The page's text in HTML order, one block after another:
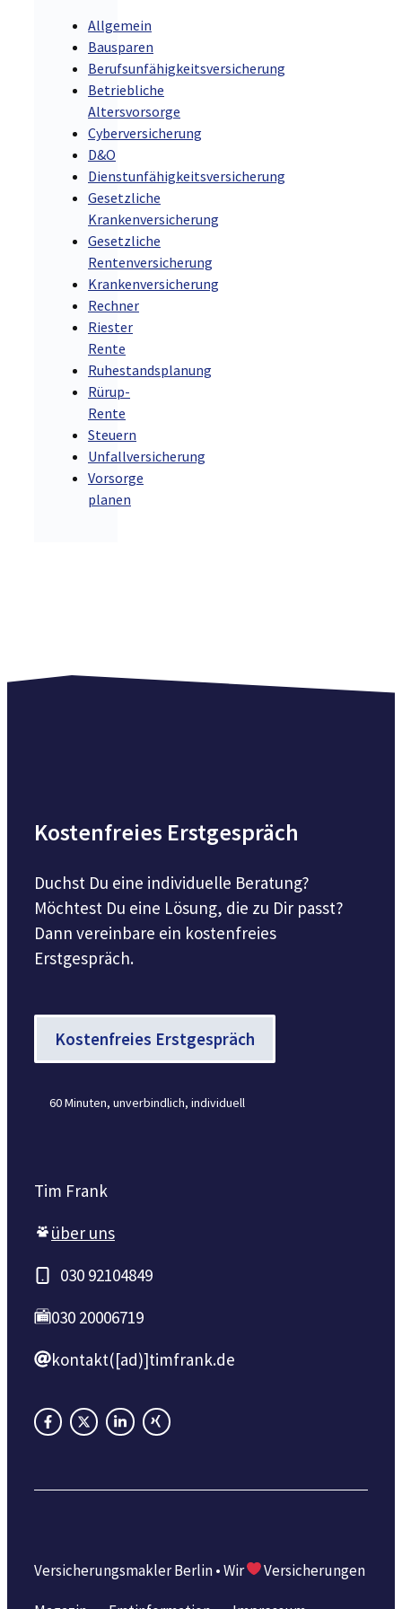
Allgemein
Bausparen
Berufsunfähigkeitsversicherung
Betriebliche
Altersvorsorge
Cyberversicherung
D&O
Dienstunfähigkeitsversicherung
Gesetzliche
Krankenversicherung
Gesetzliche
Rentenversicherung
Krankenversicherung
Rechner
Riester
Rente
Ruhestandsplanung
Rürup-
Rente
Steuern
Unfallversicherung
Vorsorge
planen
Kostenfreies Erstgespräch
Duchst Du eine individuelle Beratung?
Möchtest Du eine Lösung, die zu Dir passt?
Dann vereinbare ein kostenfreies
Erstgespräch.
Kostenfreies Erstgespräch
60 Minuten, unverbindlich, individuell
Tim Frank
über uns
030 92104849
030 20006719
kontakt([ad)]timfrank.de
Versicherungsmakler Berlin • Wir Versicherungen